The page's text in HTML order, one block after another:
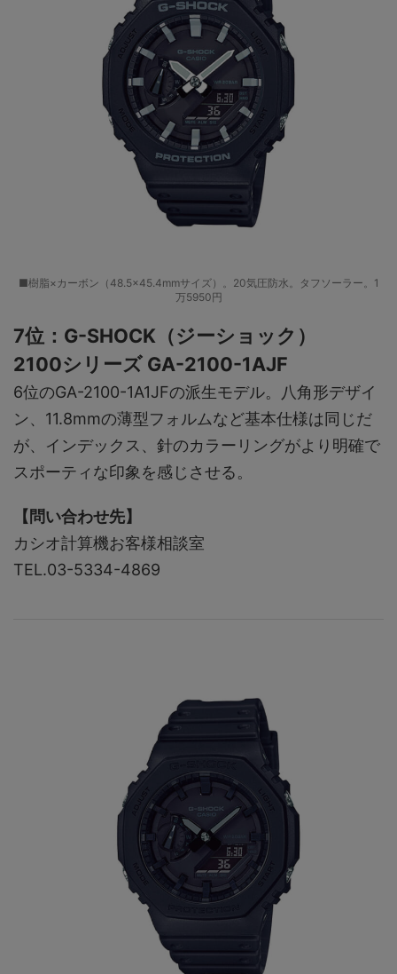
■樹脂×カーボン（48.5×45.4mmサイズ）。20気圧防水。タフソーラー。1
万5950円
7位：G-SHOCK（ジーショック）
2100シリーズ GA-2100-1AJF
6位のGA-2100-1A1JFの派生モデル。八角形デザイ
ン、11.8mmの薄型フォルムなど基本仕様は同じだ
が、インデックス、針のカラーリングがより明確で
スポーティな印象を感じさせる。
【問い合わせ先】
カシオ計算機お客様相談室
TEL.03-5334-4869